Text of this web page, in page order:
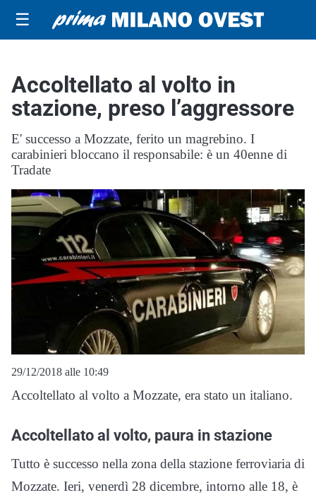
☰
Accoltellato al volto in
stazione, preso l’aggressore
E' successo a Mozzate, ferito un magrebino. I
carabinieri bloccano il responsabile: è un 40enne di
Tradate
29/12/2018 alle 10:49
Accoltellato al volto a Mozzate, era stato un italiano.
Accoltellato al volto, paura in stazione
Tutto è successo nella zona della stazione ferroviaria di
Mozzate. Ieri, venerdì 28 dicembre, intorno alle 18, è